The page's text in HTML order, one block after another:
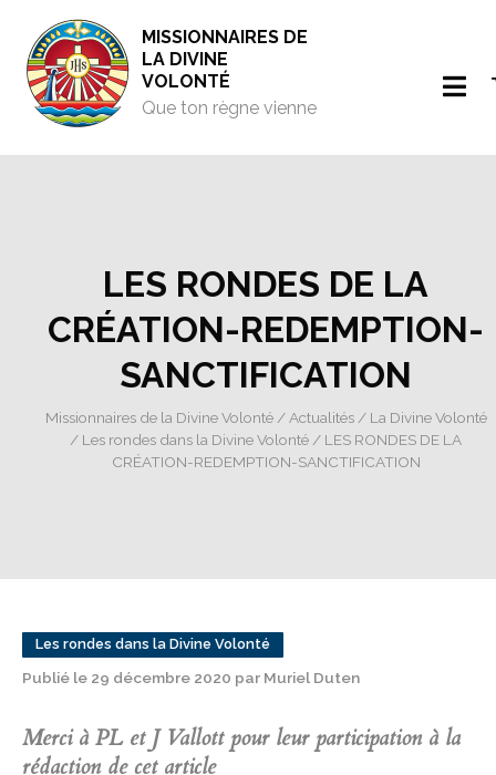
MISSIONNAIRES DE
LA DIVINE
VOLONTÉ
Que ton règne vienne
LES RONDES DE LA
CRÉATION-REDEMPTION-
SANCTIFICATION
Missionnaires de la Divine Volonté/ Actualités/ La Divine Volonté
/ Les rondes dans la Divine Volonté / LES RONDES DE LA
CRÉATION-REDEMPTION-SANCTIFICATION
Les rondes dans la Divine Volonté
Publié le 29 décembre 2020 par Muriel Duten
Merci à PL et J Vallott pour leur participation à la
rédaction de cet article